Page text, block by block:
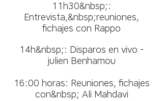
11h30&nbsp;:
Entrevista,&nbsp;reuniones,
fichajes con Rappo
14h&nbsp;: Disparos en vivo -
julien Benhamou
16:00 horas: Reuniones, fichajes
con&nbsp; Ali Mahdavi